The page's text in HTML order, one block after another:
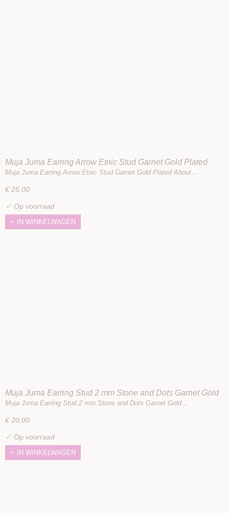
Muja Juma Earring Arrow Etnic Stud Garnet Gold Plated
Muja Juma Earring Arrow Etnic Stud Garnet Gold Plated About…
€ 25,00
✓ Op voorraad
IN WINKELWAGEN
Muja Juma Earring Stud 2 mm Stone and Dots Garnet Gold
Plated
Muja Juma Earring Stud 2 mm Stone and Dots Garnet Gold…
€ 20,00
✓ Op voorraad
IN WINKELWAGEN